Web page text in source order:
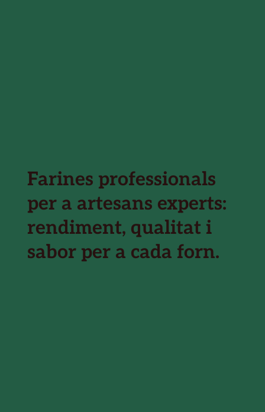
Farines professionals
per a artesans experts:
rendiment, qualitat i
sabor per a cada forn.